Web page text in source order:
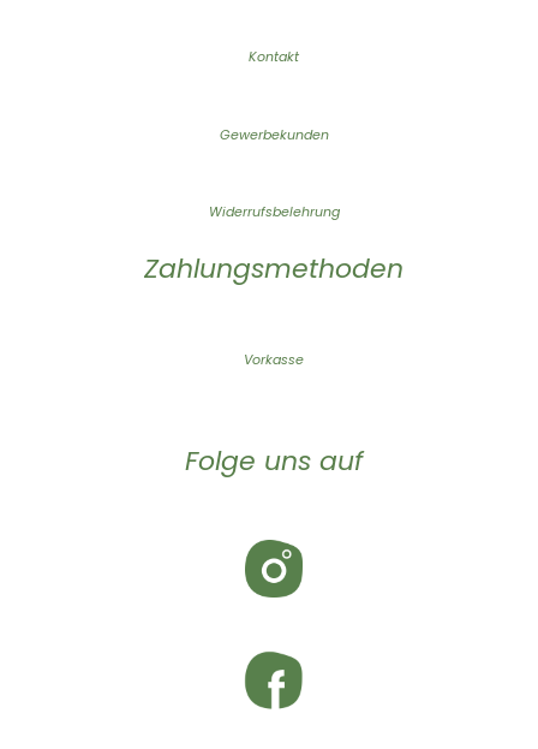
Kontakt
Gewerbekunden
Widerrufsbelehrung
Zahlungsmethoden
Vorkasse
Folge uns auf